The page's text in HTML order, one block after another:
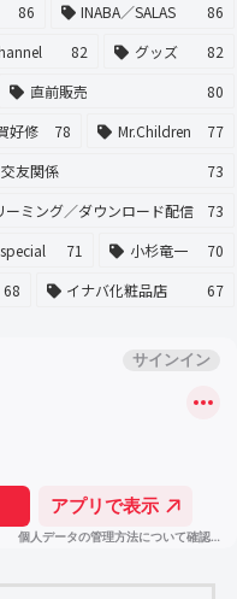
86 INABA／SALAS
86
82 グッズ
82
直前販売
80
好修 78 Mr.Children
77
交友関係
73
ミング／ダウンロード配信
73
71 小杉竜一
70
68 イナバ化粧品店 67